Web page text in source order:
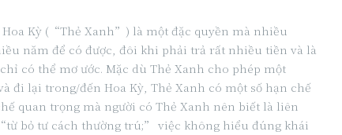
Kỳ (“Thẻ Xanh”) là một đặc quyền mà nhiều
năm để có được, đôi khi phải trả rất nhiều tiền và là
có thể mơ ước. Mặc dù Thẻ Xanh cho phép một
đi lại trong/đến Hoa Kỳ, Thẻ Xanh có một số hạn chế
quan trọng mà người có Thẻ Xanh nên biết là liên
bỏ tư cách thường trú;” việc không hiểu đúng khái